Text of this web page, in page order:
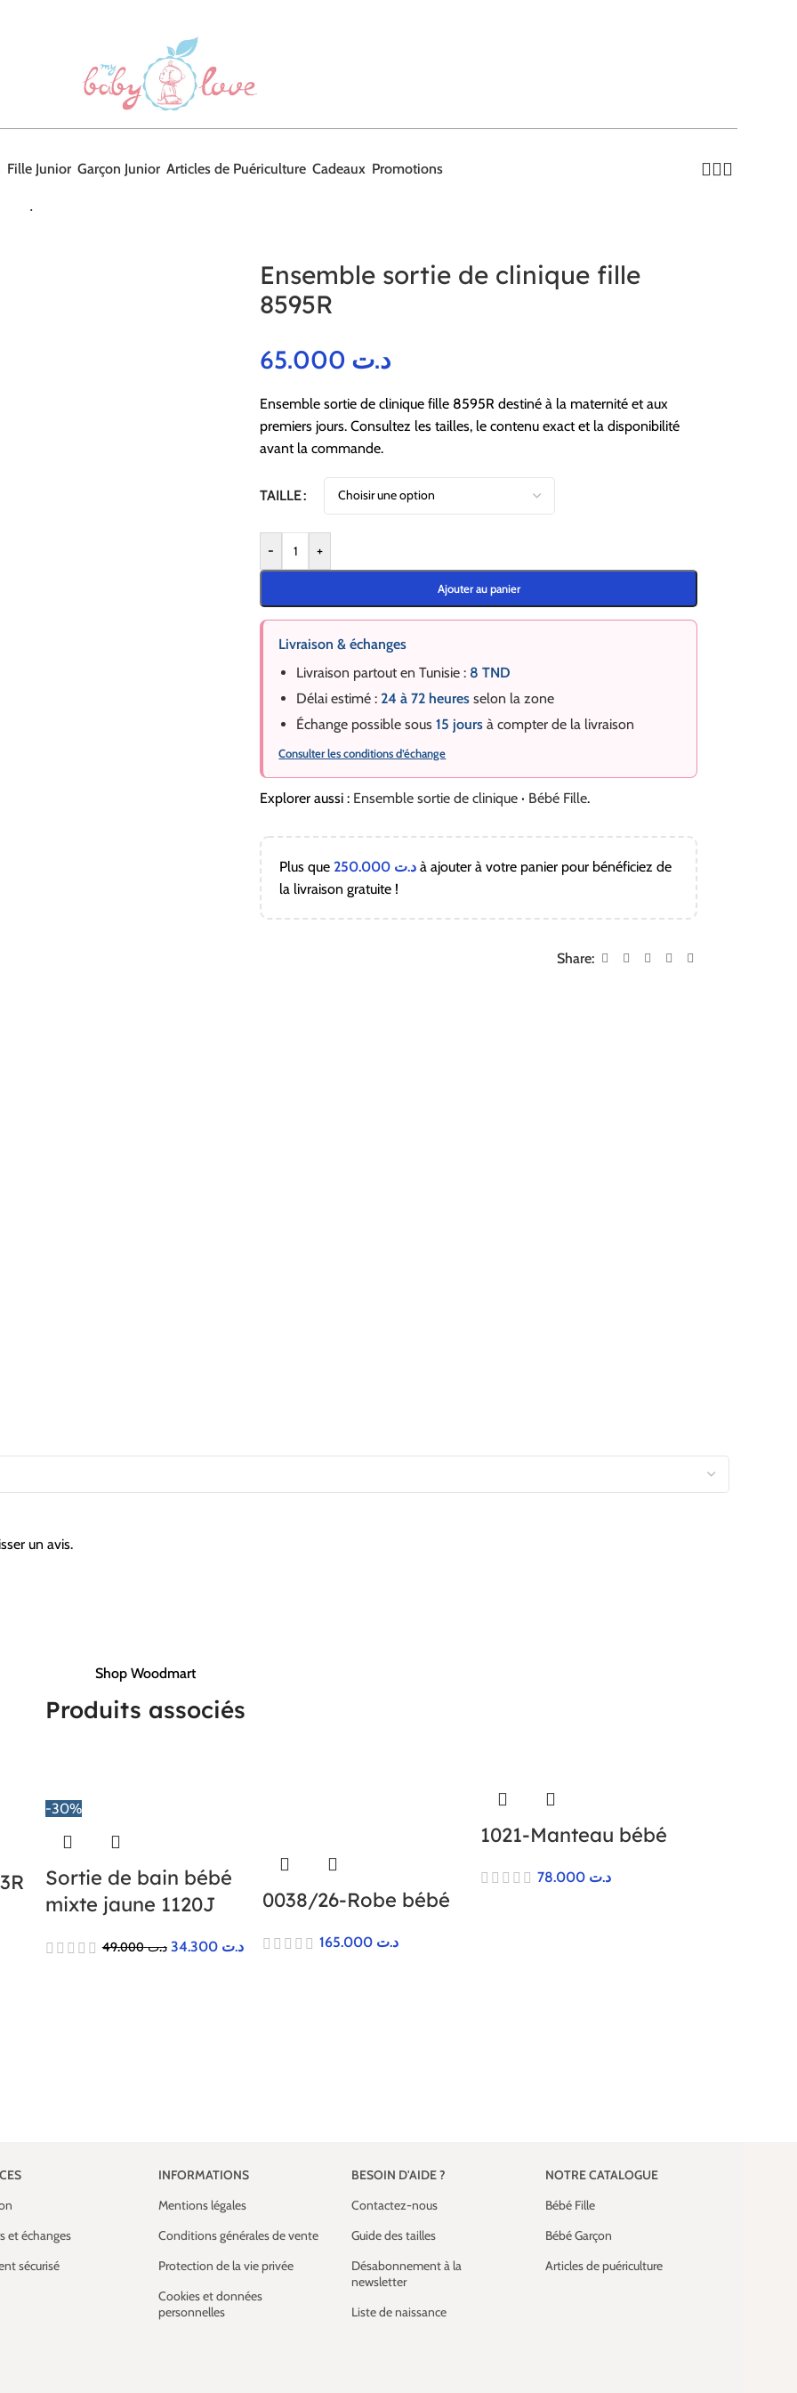
Fille Junior Garçon Junior Articles de Puériculture Cadeaux Promotions
Ensemble sortie de clinique fille
8595R
د.ت
Ensemble sortie de clinique fille 8595R destiné à la maternité et aux
premiers jours. Consultez les tailles, le contenu exact et la disponibilité
avant la commande.
TAILLE
- +
Ajouter au panier
Livraison & échanges
Livraison partout en Tunisie : 8 TND
Délai estimé : 24 à 72 heures selon la zone
Échange possible sous15 jours à compter de la livraison
Consulter les conditions d’échange
Explorer aussi : Ensemble sortie de clinique · Bébé Fille.
Plus que د.ت à ajouter à votre panier pour bénéficiez de
la livraison gratuite !
Share:
un avis.
Shop Woodmart
Produits associés
-30%
Sortie de bain bébé
mixte jaune 1120J
د.ت49.000 د.ت 34.300
0038/26-Robe bébé
د.ت
1021-Manteau bébé
د.ت 78.000
et échanges
sécurisé
INFORMATIONS
Mentions légales
Conditions générales de vente
Protection de la vie privée
Cookies et données
personnelles
BESOIN D'AIDE ?
Contactez-nous
Guide des tailles
Désabonnement à la
newsletter
Liste de naissance
NOTRE CATALOGUE
Bébé Fille
Bébé Garçon
Articles de puériculture